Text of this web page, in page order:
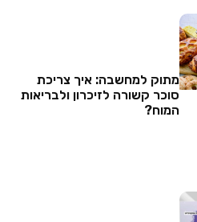
מתוק למחשבה: איך צריכת
סוכר קשורה לזיכרון ולבריאות
המוח?